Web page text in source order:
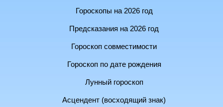
Гороскопы на 2026 год
Предсказания на 2026 год
Гороскоп совместимости
Гороскоп по дате рождения
Лунный гороскоп
Асцендент (восходящий знак)